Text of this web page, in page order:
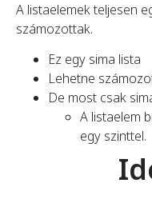
A listaelemek teljesen
számozottak.
Ez egy sima lista
Lehetne
De most csak
A listaelem
egy szinttel.